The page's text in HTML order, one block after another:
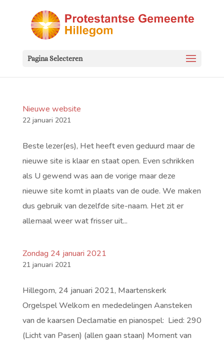
Pagina Selecteren
Nieuwe website
22 januari 2021
Beste lezer(es), Het heeft even geduurd maar de
nieuwe site is klaar en staat open. Even schrikken
als U gewend was aan de vorige maar deze
nieuwe site komt in plaats van de oude. We maken
dus gebruik van dezelfde site-naam. Het zit er
allemaal weer wat frisser uit...
Zondag 24 januari 2021
21 januari 2021
Hillegom, 24 januari 2021, Maartenskerk
Orgelspel Welkom en mededelingen Aansteken
van de kaarsen Declamatie en pianospel: Lied: 290
(Licht van Pasen) (allen gaan staan) Moment van